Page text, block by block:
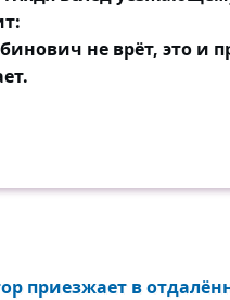
не врёт, это и
приезжает в